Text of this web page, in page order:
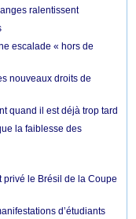
ralentissent
escalade « hors de
nouveaux droits de
quand il est déjà trop tard
la faiblesse des
privé le Brésil de la Coupe
d’étudiants